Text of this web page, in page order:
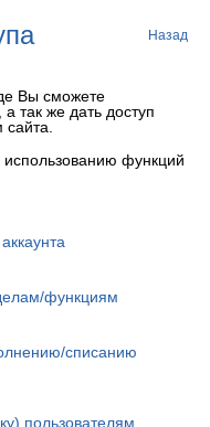
Назад
Вы сможете
а так же дать доступ
функций
функциям
списанию
пользователям